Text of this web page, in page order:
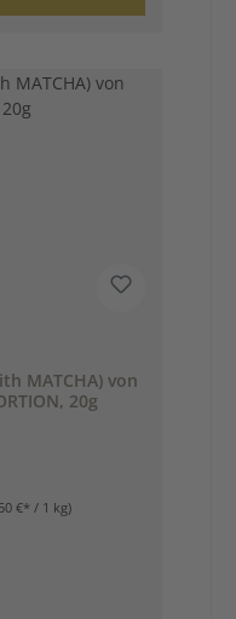
MATCHA) von
20g
€* / 1 kg)
Preis: